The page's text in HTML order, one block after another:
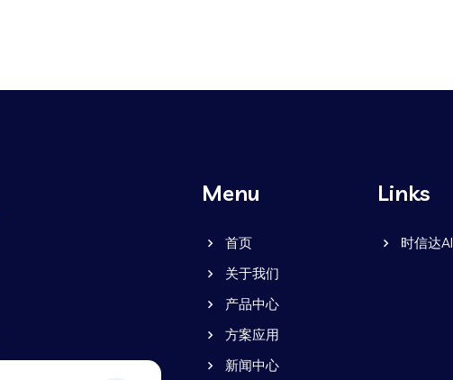
Menu
首页
关于我们
产品中心
方案应用
新闻中心
Links
时信达AI